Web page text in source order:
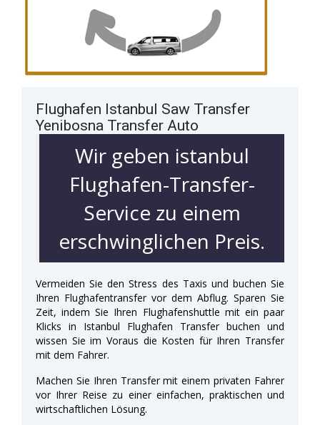
Flughafen Istanbul Saw Transfer
Yenibosna Transfer Auto
Wir geben istanbul
Flughafen-Transfer-
Service zu einem
erschwinglichen Preis.
Vermeiden Sie den Stress des Taxis und buchen Sie
Ihren Flughafentransfer vor dem Abflug. Sparen Sie
Zeit, indem Sie Ihren Flughafenshuttle mit ein paar
Klicks in Istanbul Flughafen Transfer buchen und
wissen Sie im Voraus die Kosten für Ihren Transfer
mit dem Fahrer.
Machen Sie Ihren Transfer mit einem privaten Fahrer
vor Ihrer Reise zu einer einfachen, praktischen und
wirtschaftlichen Lösung.